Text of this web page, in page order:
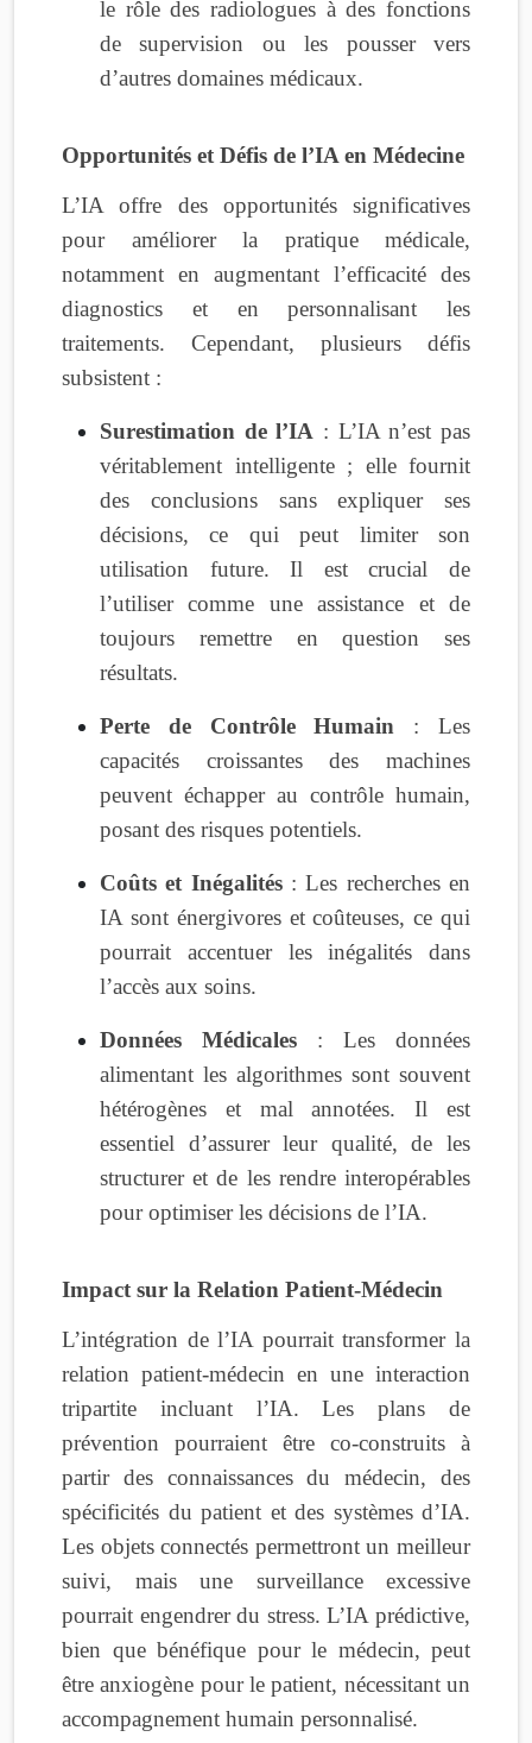
le rôle des radiologues à des fonctions
de supervision ou les pousser vers
d’autres domaines médicaux.
Opportunités et Défis de l’IA en Médecine
L’IA offre des opportunités significatives
pour améliorer la pratique médicale,
notamment en augmentant l’efficacité des
diagnostics et en personnalisant les
traitements. Cependant, plusieurs défis
subsistent :
Surestimation de l’IA : L’IA n’est pas
véritablement intelligente ; elle fournit
des conclusions sans expliquer ses
décisions, ce qui peut limiter son
utilisation future. Il est crucial de
l’utiliser comme une assistance et de
toujours remettre en question ses
résultats.
Perte de Contrôle Humain : Les
capacités croissantes des machines
peuvent échapper au contrôle humain,
posant des risques potentiels.
Coûts et Inégalités: Les recherches en
IA sont énergivores et coûteuses, ce qui
pourrait accentuer les inégalités dans
l’accès aux soins.
Données Médicales : Les données
alimentant les algorithmes sont souvent
hétérogènes et mal annotées. Il est
essentiel d’assurer leur qualité, de les
structurer et de les rendre interopérables
pour optimiser les décisions de l’IA.
Impact sur la Relation Patient-Médecin
L’intégration de l’IA pourrait transformer la
relation patient-médecin en une interaction
tripartite incluant l’IA. Les plans de
prévention pourraient être co-construits à
partir des connaissances du médecin, des
spécificités du patient et des systèmes d’IA.
Les objets connectés permettront un meilleur
suivi, mais une surveillance excessive
pourrait engendrer du stress. L’IA prédictive,
bien que bénéfique pour le médecin, peut
être anxiogène pour le patient, nécessitant un
accompagnement humain personnalisé.